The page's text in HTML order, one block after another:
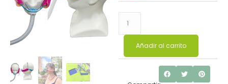
Añadir al carrito